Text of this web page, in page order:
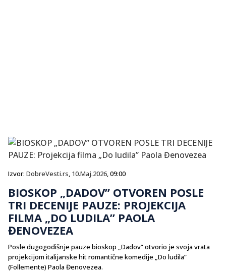
Izvor: DobreVesti.rs, 10.Maj.2026, 09:00
BIOSKOP „DADOV” OTVOREN POSLE
TRI DECENIJE PAUZE: PROJEKCIJA
FILMA „DO LUDILA” PAOLA
ĐENOVEZEA
Posle dugogodišnje pauze bioskop „Dadov” otvorio je svoja vrata
projekcijom italijanske hit romantične komedije „Do ludila”
(Follemente) Paola Đenovezea.